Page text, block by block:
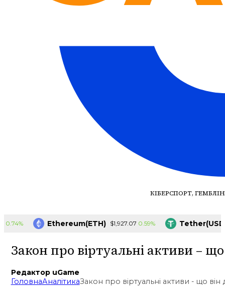
КІБЕРСПОРТ,
Ethereum(ETH) $1,927.07 0.59% Tether(USDT)
Закон про віртуальні активи – що
Редактор uGame
ГоловнаАналітикаЗакон про віртуальні активи - що він